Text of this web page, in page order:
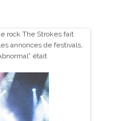
rock The Strokes fait
annonces de festivals,
était